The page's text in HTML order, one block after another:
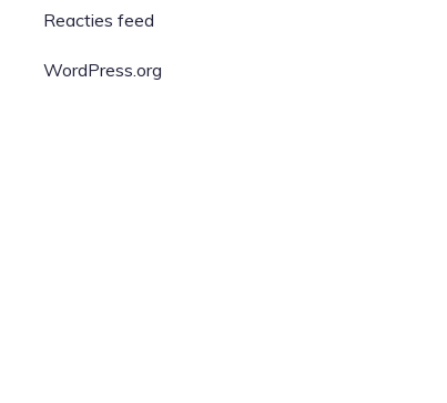
Reacties feed
WordPress.org